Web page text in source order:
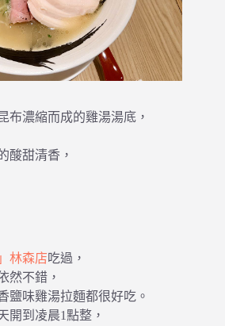
布濃縮而成的雞湯湯底，
酸甜清香，
林森店吃過，
然不錯，
鹽味雞湯拉麵都很好吃。
開到凌晨1點整，